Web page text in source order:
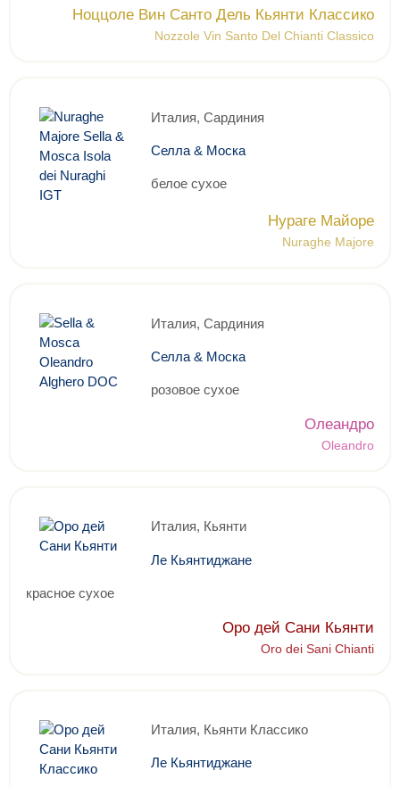
Ноццоле Вин Санто Дель Кьянти Классико
Nozzole Vin Santo Del Chianti Classico
Италия, Сардиния
Селла & Моска
белое сухое
Нураге Майоре
Nuraghe Majore
Италия, Сардиния
Селла & Моска
розовое сухое
Олеандро
Oleandro
Италия, Кьянти
Ле Кьянтиджане
красное сухое
Оро дей Сани Кьянти
Oro dei Sani Chianti
Италия, Кьянти Классико
Ле Кьянтиджане